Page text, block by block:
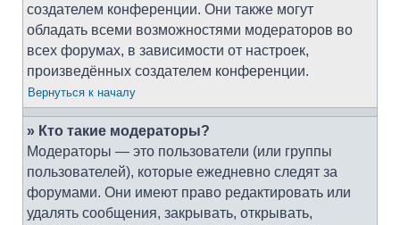
создателем конференции. Они также могут
обладать всеми возможностями модераторов во
всех форумах, в зависимости от настроек,
произведённых создателем конференции.
Вернуться к началу
» Кто такие модераторы?
Модераторы — это пользователи (или группы
пользователей), которые ежедневно следят за
форумами. Они имеют право редактировать или
удалять сообщения, закрывать, открывать,